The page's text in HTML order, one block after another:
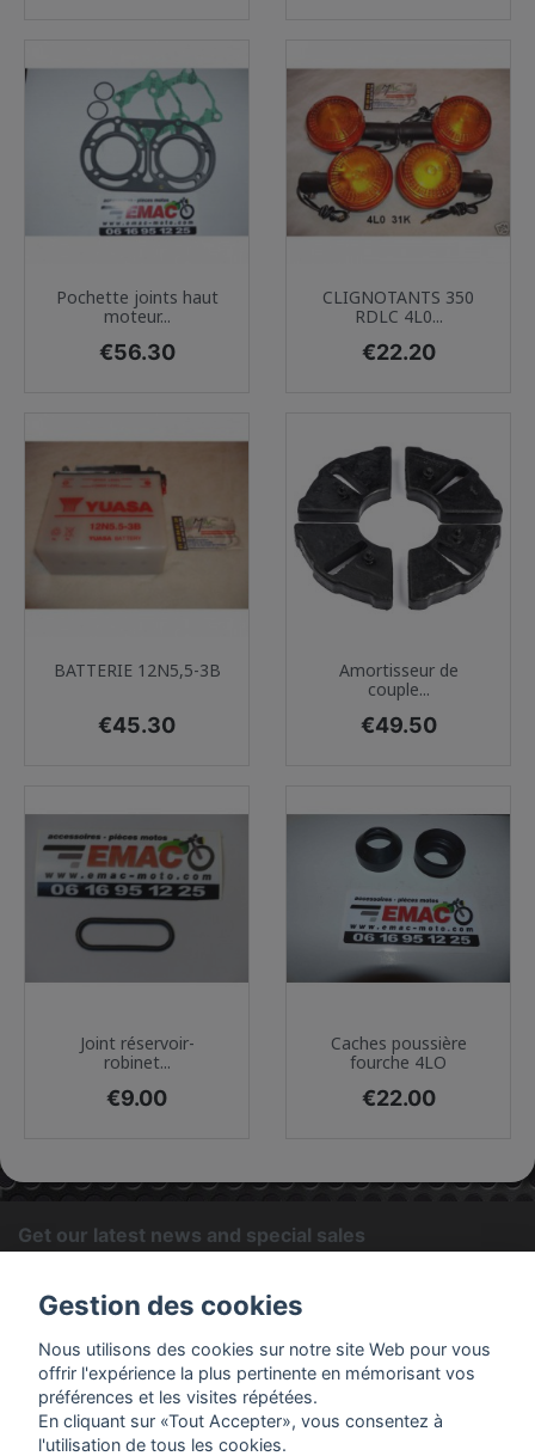
Pochette joints haut
moteur...
Price
€56.30
CLIGNOTANTS 350
RDLC 4L0...
Price
€22.20
BATTERIE 12N5,5-3B
Price
€45.30
Amortisseur de
couple...
Price
€49.50
Joint réservoir-
robinet...
Price
€9.00
Caches poussière
fourche 4LO
Price
€22.00
Get our latest news and special sales
find our contact info in the legal notice.
PRODUCTS
Gestion des cookies
Nous utilisons des cookies sur notre site Web pour vous
offrir l'expérience la plus pertinente en mémorisant vos
préférences et les visites répétées.
En cliquant sur «Tout Accepter», vous consentez à
l'utilisation de tous les cookies.